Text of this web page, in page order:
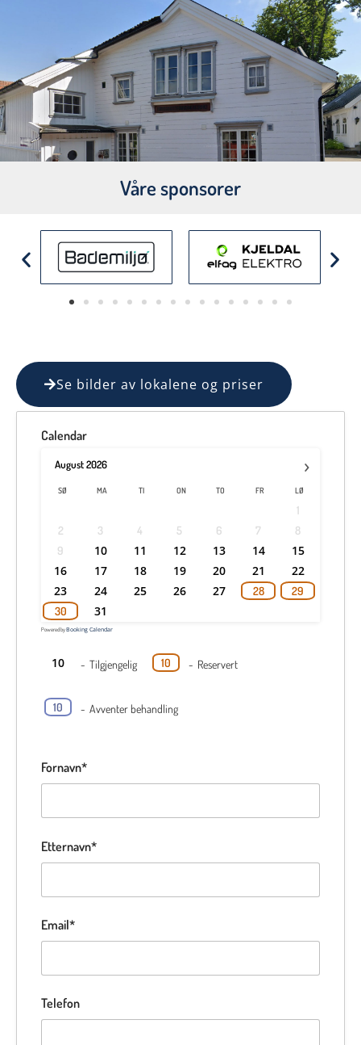
Våre sponsorer
Se bilder av lokalene og priser
Calendar
›
August2026
SØ MA TI ON TO FR LØ
1
2
3 4 5 6 7
8
9
10 11 12 13 14
15
16
17 18 19 20 21
22
23
24 25 26 27 28
29
30
31
Powered byBooking Calendar
10 - Tilgjengelig 10 - Reservert
10 - Avventer behandling
Fornavn*
Etternavn*
Email*
Telefon